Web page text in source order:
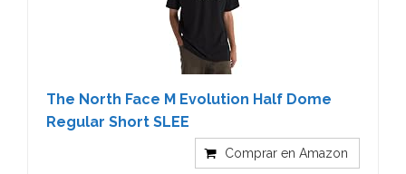
The North Face M Evolution Half Dome
Regular Short SLEE
Comprar en Amazon